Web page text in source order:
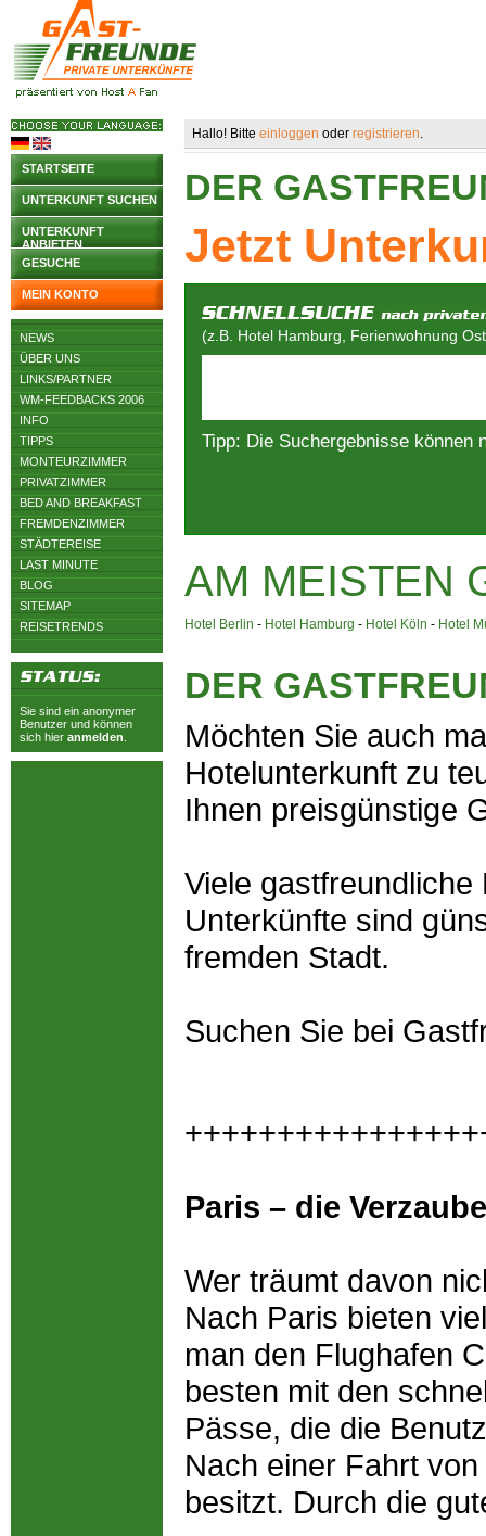
STARTSEITE
UNTERKUNFT SUCHEN
UNTERKUNFT
ANBIETEN
GESUCHE
MEIN KONTO
NEWS
ÜBER UNS
LINKS/PARTNER
WM-FEEDBACKS 2006
INFO
TIPPS
MONTEURZIMMER
PRIVATZIMMER
BED AND BREAKFAST
FREMDENZIMMER
STÄDTEREISE
LAST MINUTE
BLOG
SITEMAP
REISETRENDS
Sie sind ein anonymer
Benutzer und können
sich hier anmelden
Hallo! Bitte einloggen oder registrieren.
DER
Jetzt
(z.B. Hotel Hamburg, Ferienwohnung
Tipp: Die Suchergebnisse können
AM MEISTEN
Hotel Berlin - Hotel Hamburg - Hotel Köln - Hotel
DER
Möchten Sie auch
Hotelunterkunft zu
Ihnen preisgünstige
Viele
Unterkünfte sind
fremden Stadt.
Suchen Sie bei
Paris – die
Wer träumt davon
Nach Paris bieten
man den Flughafen
besten mit den
Pässe, die die
Nach einer Fahrt
besitzt. Durch die